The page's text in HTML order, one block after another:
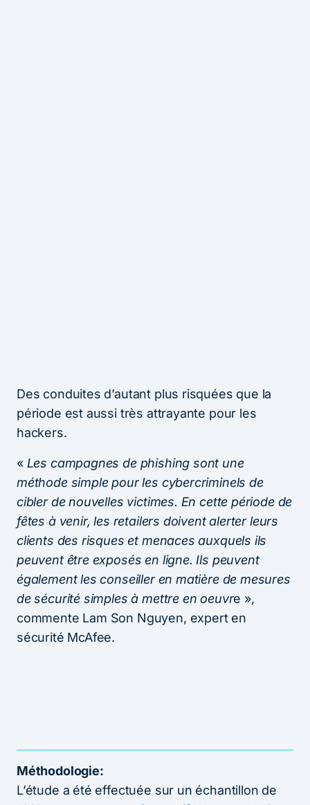
Des conduites d’autant plus risquées que la
période est aussi très attrayante pour les
hackers.
« Les campagnes de phishing sont une
méthode simple pour les cybercriminels de
cibler de nouvelles victimes. En cette période de
fêtes à venir, les retailers doivent alerter leurs
clients des risques et menaces auxquels ils
peuvent être exposés en ligne.Ils peuvent
également les conseiller en matière de mesures
de sécurité simples à mettre en oeuvre »,
commente Lam Son Nguyen, expert en
sécurité McAfee.
Méthodologie:
L’étude a été effectuée sur un échantillon de